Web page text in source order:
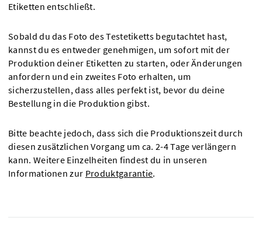
Etiketten entschließt.
Sobald du das Foto des Testetiketts begutachtet hast,
kannst du es entweder genehmigen, um sofort mit der
Produktion deiner Etiketten zu starten, oder Änderungen
anfordern und ein zweites Foto erhalten, um
sicherzustellen, dass alles perfekt ist, bevor du deine
Bestellung in die Produktion gibst.
Bitte beachte jedoch, dass sich die Produktionszeit durch
diesen zusätzlichen Vorgang um ca. 2-4 Tage verlängern
kann. Weitere Einzelheiten findest du in unseren
Informationen zur Produktgarantie.